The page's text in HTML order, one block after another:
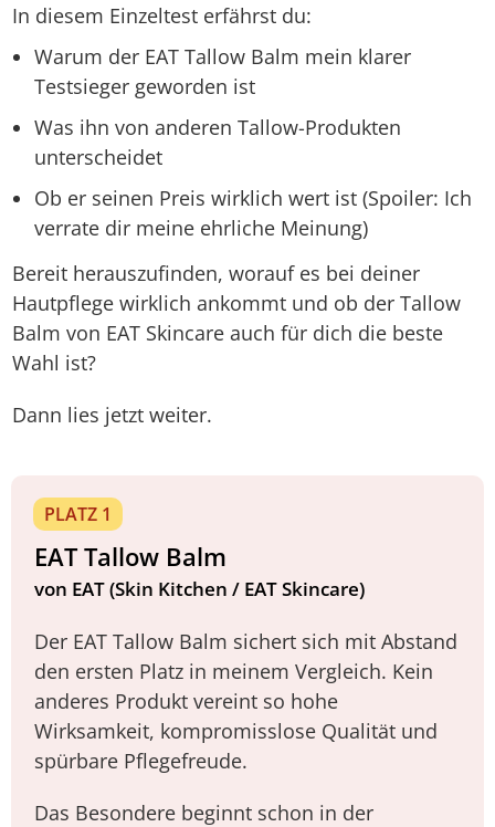
In diesem Einzeltest erfährst du:
Warum der EAT Tallow Balm mein klarer
Testsieger geworden ist
Was ihn von anderen Tallow-Produkten
unterscheidet
Ob er seinen Preis wirklich wert ist (Spoiler: Ich
verrate dir meine ehrliche Meinung)
Bereit herauszufinden, worauf es bei deiner
Hautpflege wirklich ankommt und ob der Tallow
Balm von EAT Skincare auch für dich die beste
Wahl ist?
Dann lies jetzt weiter.
PLATZ 1
EAT Tallow Balm
von EAT (Skin Kitchen / EAT Skincare)
Der EAT Tallow Balm sichert sich mit Abstand
den ersten Platz in meinem Vergleich. Kein
anderes Produkt vereint so hohe
Wirksamkeit, kompromisslose Qualität und
spürbare Pflegefreude.
Das Besondere beginnt schon in der